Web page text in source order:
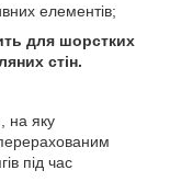
елементів;
для шорстких
стін.
на яку
перерахованим
під час